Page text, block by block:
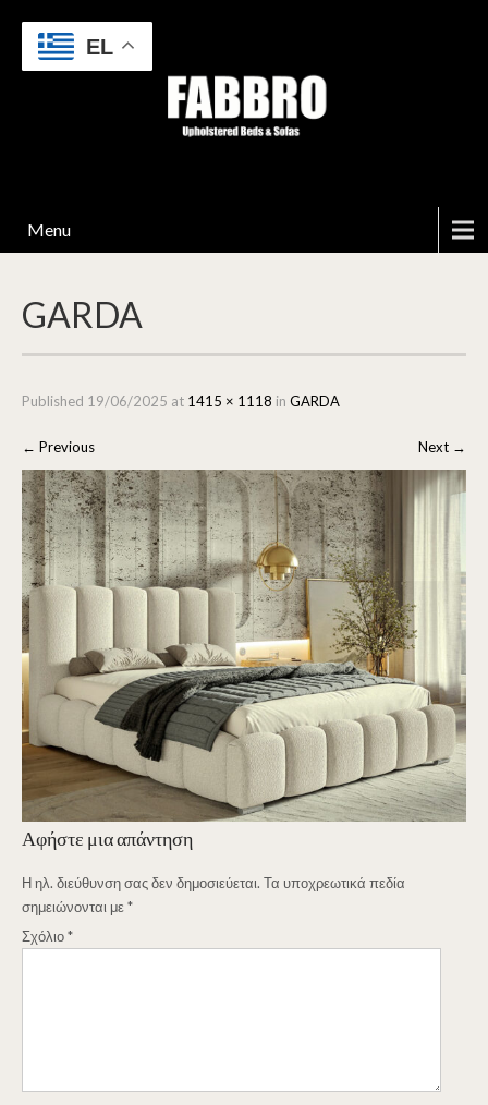
Menu
GARDA
Published 19/06/2025 at 1415 × 1118 in GARDA
← Previous Next →
Αφήστε μια απάντηση
Η ηλ. διεύθυνση σας δεν δημοσιεύεται. Τα υποχρεωτικά πεδία
σημειώνονται με*
Σχόλιο*
EL